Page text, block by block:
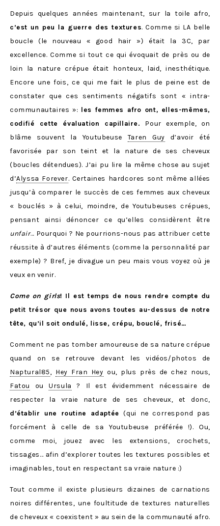
Depuis quelques années maintenant, sur la toile afro,
c’est un peu la guerre des textures. Comme si LA belle
boucle (le nouveau « good hair ») était la 3C, par
excellence. Comme si tout ce qui évoquait de près ou de
loin la nature crépue était honteux, laid, inesthétique.
Encore une fois, ce qui me fait le plus de peine est de
constater que ces sentiments négatifs sont « intra-
communautaires »: les femmes afro ont, elles-mêmes,
codifié cette évaluation capillaire.
Pour exemple, on
blâme souvent la Youtubeuse Taren Guy d’avoir été
favorisée par son teint et la nature de ses cheveux
(boucles détendues). J’ai pu lire la même chose au sujet
d’Alyssa Forever. Certaines hardcores sont même allées
jusqu’à comparer le succès de ces femmes aux cheveux
« bouclés » à celui, moindre, de Youtubeuses crépues,
pensant ainsi dénoncer ce qu’elles considèrent être
unfair… Pourquoi ? Ne pourrions-nous pas attribuer cette
réussite à d’autres éléments (comme la personnalité par
exemple) ? Bref, je divague un peu mais vous voyez où je
veux en venir.
Come on girls! Il est temps de nous rendre compte du
petit trésor que nous avons toutes au-dessus de notre
tête, qu’il soit ondulé, lisse, crépu, bouclé, frisé…
Comment ne pas tomber amoureuse de sa nature crépue
quand on se retrouve devant les vidéos/photos de
Naptural85, Hey Fran Hey ou, plus près de chez nous,
Fatou
ouUrsula
? Il est évidemment nécessaire de
respecter la vraie nature de ses cheveux, et donc,
d’établir une routine adaptée(qui ne correspond pas
forcément à celle de sa Youtubeuse préférée !). Ou,
comme moi, jouez avec les extensions, crochets,
tissages… afin d’explorer toutes les textures possibles et
imaginables, tout en respectant sa vraie nature :)
Tout comme il existe plusieurs dizaines de carnations
noires différentes, une foultitude de textures naturelles
de cheveux « coexistent » au sein de la communauté afro.